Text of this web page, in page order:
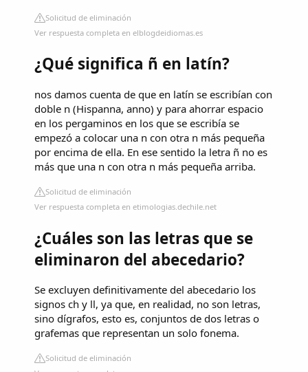
Solicitud de eliminación
Ver respuesta completa en elblogdeidiomas.es
¿Qué significa ñ en latín?
nos damos cuenta de que en latín se escribían con
doble n (Hispanna, anno) y para ahorrar espacio
en los pergaminos en los que se escribía se
empezó a colocar una n con otra n más pequeña
por encima de ella. En ese sentido la letra ñ no es
más que una n con otra n más pequeña arriba.
Solicitud de eliminación
Ver respuesta completa en etimologias.dechile.net
¿Cuáles son las letras que se
eliminaron del abecedario?
Se excluyen definitivamente del abecedario los
signos ch y ll, ya que, en realidad, no son letras,
sino dígrafos, esto es, conjuntos de dos letras o
grafemas que representan un solo fonema.
Solicitud de eliminación